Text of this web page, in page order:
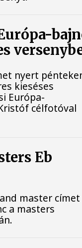
nyert
kieséses
Európa-
célfotóval
Eb
master
a masters